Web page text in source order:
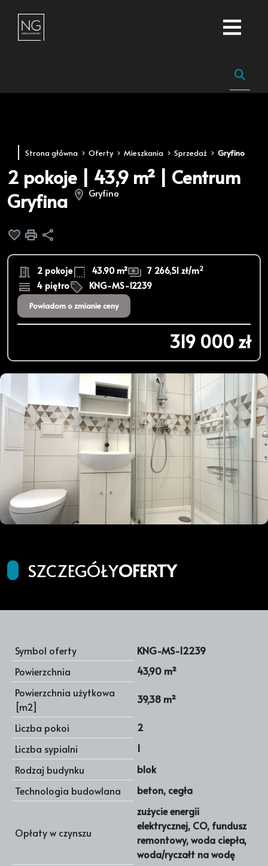
Strona główna Oferty Mieszkania Sprzedaż Gryfino
2 pokoje | 43,9 m² | Centrum
Gryfina
Gryfino
Dodaj do ulubionych
Drukuj
2 pokoje 43.90 m² 7 266,51 zł/m2
4 piętro KNG-MS-12239
Powiadom o zmianie ceny
319 000 zł
SZCZEGÓŁYOFERTY
Symbol oferty
KNG-MS-12239
Powierzchnia
43,90 m²
Powierzchnia użytkowa
[m2]
39,38 m²
Liczba pokoi
2
Liczba sypialni
1
Rodzaj budynku
blok
Technologia budowlana
beton, cegła
Opłaty w czynszu
zużycie energii
elektrycznej, CO, fundusz
remontowy, woda ciepła,
woda/ryczałt na wodę